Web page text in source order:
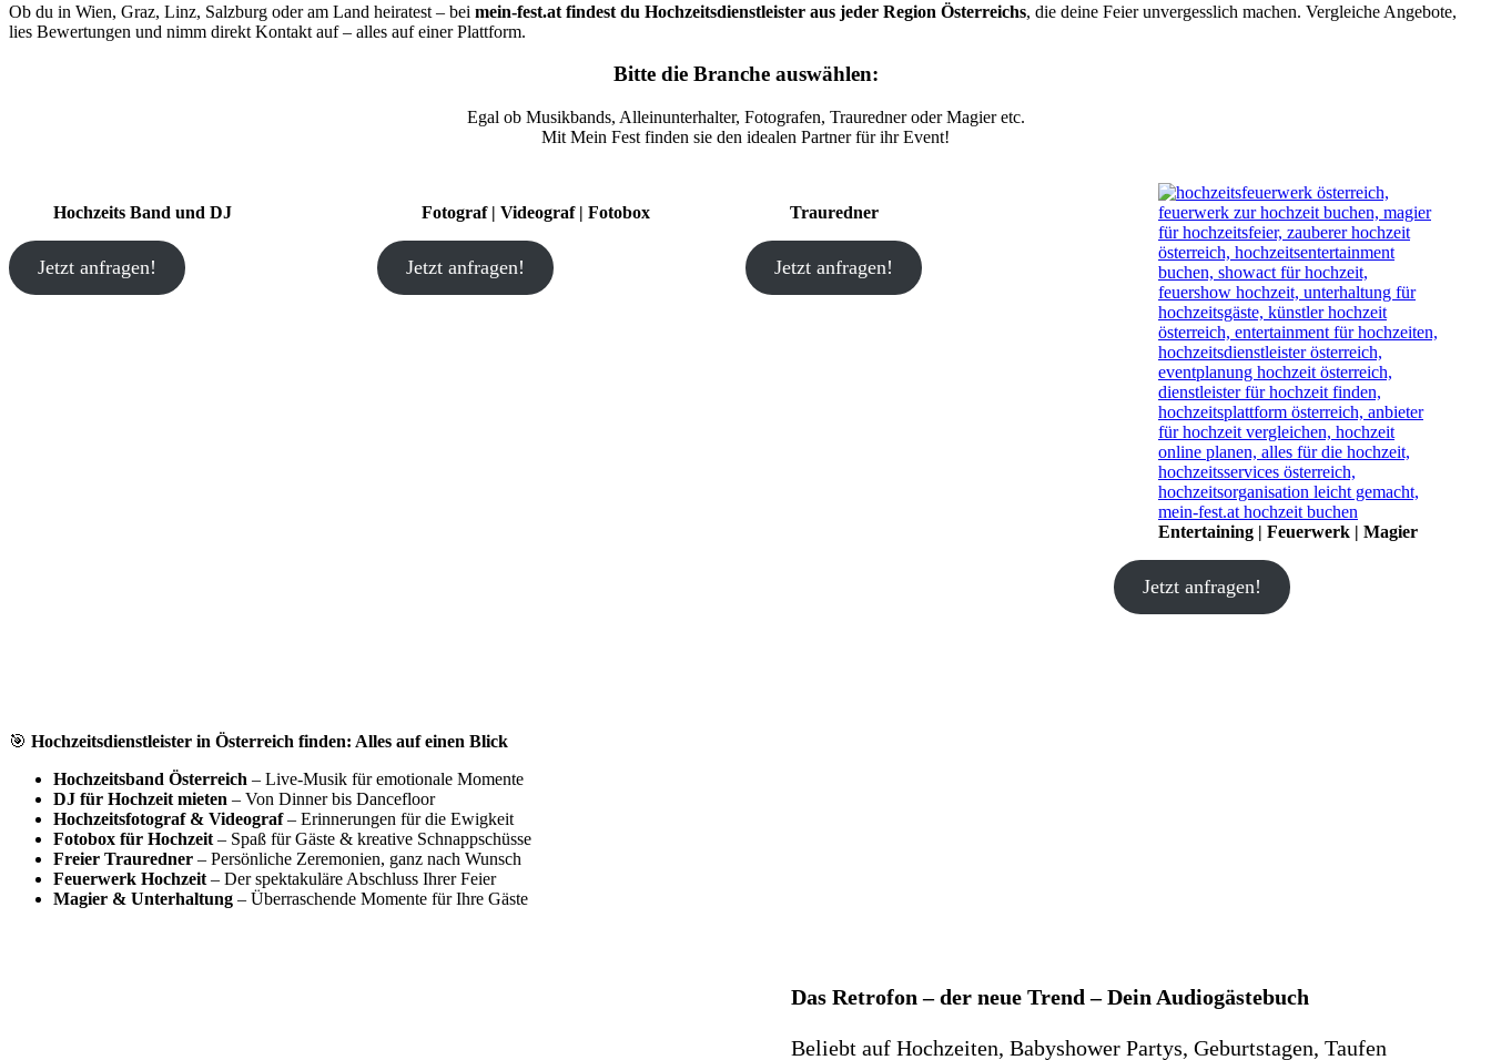
Ob du in Wien, Graz, Linz, Salzburg oder am Land heiratest – bei mein-fest.at findest du Hochzeitsdienstleister aus jeder Region Österreichs, die deine Feier unvergesslich machen. Vergleiche Angebote,
lies Bewertungen und nimm direkt Kontakt auf – alles auf einer Plattform.
Bitte die Branche auswählen:
Egal ob Musikbands, Alleinunterhalter, Fotografen, Trauredner oder Magier etc.
Mit Mein Fest finden sie den idealen Partner für ihr Event!
Hochzeits Band und DJ
Jetzt anfragen!
Fotograf | Videograf | Fotobox
Jetzt anfragen!
Trauredner
Jetzt anfragen!
Entertaining | Feuerwerk | Magier
Jetzt anfragen!
🎯 Hochzeitsdienstleister in Österreich finden: Alles auf einen Blick
Hochzeitsband Österreich – Live-Musik für emotionale Momente
DJ für Hochzeit mieten – Von Dinner bis Dancefloor
Hochzeitsfotograf & Videograf– Erinnerungen für die Ewigkeit
Fotobox für Hochzeit – Spaß für Gäste & kreative Schnappschüsse
Freier Trauredner – Persönliche Zeremonien, ganz nach Wunsch
Feuerwerk Hochzeit – Der spektakuläre Abschluss Ihrer Feier
Magier & Unterhaltung – Überraschende Momente für Ihre Gäste
Das Retrofon – der neue Trend – Dein Audiogästebuch
Beliebt auf Hochzeiten, Babyshower Partys, Geburtstagen, Taufen